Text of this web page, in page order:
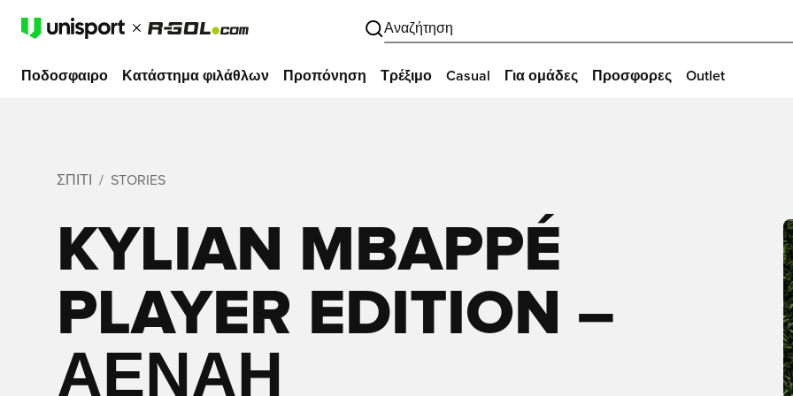
Αναζήτηση
Ποδοσφαιρο Κατάστημα φιλάθλων Προπόνηση Τρέξιμο Casual Για ομάδες Προσφορες Outlet
ΣΠΊΤΙ STORIES
KYLIAN MBAPPÉ
PLAYER EDITION –
ΑΈΝΑΗ